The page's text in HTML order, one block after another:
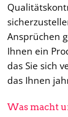
Ansprüchen
Ihnen ein
das Sie sich
das Ihnen
Was macht